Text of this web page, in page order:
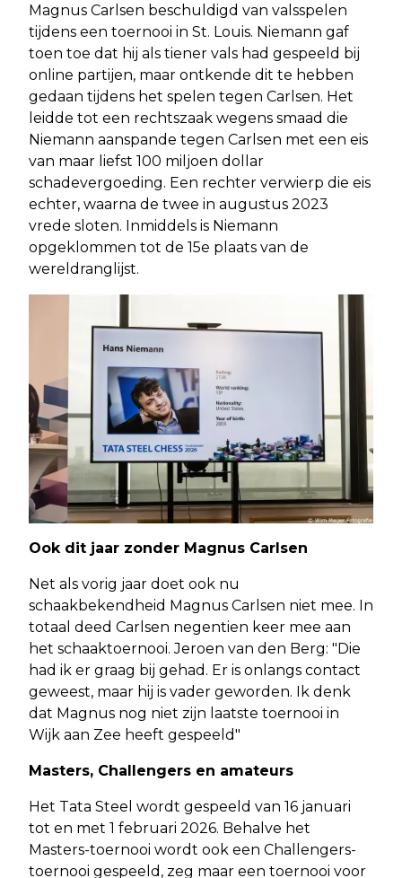
Magnus Carlsen beschuldigd van valsspelen
tijdens een toernooi in St. Louis. Niemann gaf
toen toe dat hij als tiener vals had gespeeld bij
online partijen, maar ontkende dit te hebben
gedaan tijdens het spelen tegen Carlsen. Het
leidde tot een rechtszaak wegens smaad die
Niemann aanspande tegen Carlsen met een eis
van maar liefst 100 miljoen dollar
schadevergoeding. Een rechter verwierp die eis
echter, waarna de twee in augustus 2023
vrede sloten. Inmiddels is Niemann
opgeklommen tot de 15e plaats van de
wereldranglijst.
Ook dit jaar zonder Magnus Carlsen
Net als vorig jaar doet ook nu
schaakbekendheid Magnus Carlsen niet mee. In
totaal deed Carlsen negentien keer mee aan
het schaaktoernooi. Jeroen van den Berg: "Die
had ik er graag bij gehad. Er is onlangs contact
geweest, maar hij is vader geworden. Ik denk
dat Magnus nog niet zijn laatste toernooi in
Wijk aan Zee heeft gespeeld"
Masters, Challengers en amateurs
Het Tata Steel wordt gespeeld van 16 januari
tot en met 1 februari 2026. Behalve het
Masters-toernooi wordt ook een Challengers-
toernooi gespeeld, zeg maar een toernooi voor